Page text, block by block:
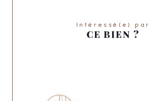
Intéressé(e) par
CE BIEN ?